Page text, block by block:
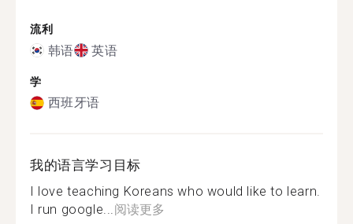
流利
韩语 英语
学
西班牙语
我的语言学习目标
I love teaching Koreans who would like to learn.
I run google...阅读更多